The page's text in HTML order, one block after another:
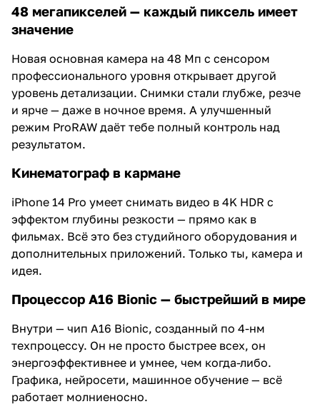
48 мегапикселей — каждый пиксель имеет
значение
Новая основная камера на 48 Мп с сенсором
профессионального уровня открывает другой
уровень детализации. Снимки стали глубже, резче
и ярче — даже в ночное время. А улучшенный
режим ProRAW даёт тебе полный контроль над
результатом.
Кинематограф в кармане
iPhone 14 Pro умеет снимать видео в 4K HDR с
эффектом глубины резкости — прямо как в
фильмах. Всё это без студийного оборудования и
дополнительных приложений. Только ты, камера и
идея.
Процессор A16 Bionic — быстрейший в мире
Внутри — чип A16 Bionic, созданный по 4-нм
техпроцессу. Он не просто быстрее всех, он
энергоэффективнее и умнее, чем когда-либо.
Графика, нейросети, машинное обучение — всё
работает молниеносно.